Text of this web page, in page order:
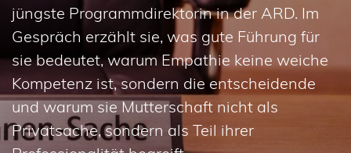
jüngste Programmdirektorin in der ARD. Im
Gespräch erzählt sie, was gute Führung für
sie bedeutet, warum Empathie keine weiche
Kompetenz ist, sondern die entscheidende
und warum sie Mutterschaft nicht als
Privatsache, sondern als Teil ihrer